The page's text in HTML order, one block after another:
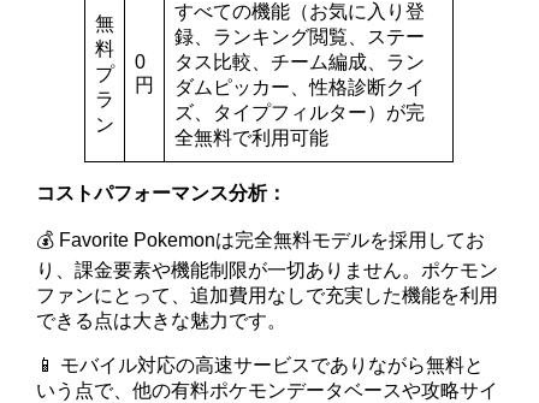
無
料
プ
ラ
ン
0
円
すべての機能（お気に入り登
録、ランキング閲覧、ステー
タス比較、チーム編成、ラン
ダムピッカー、性格診断クイ
ズ、タイプフィルター）が完
全無料で利用可能
コストパフォーマンス分析：
💰 Favorite Pokemonは完全無料モデルを採用してお
り、課金要素や機能制限が一切ありません。ポケモン
ファンにとって、追加費用なしで充実した機能を利用
できる点は大きな魅力です。
📱 モバイル対応の高速サービスでありながら無料と
いう点で、他の有料ポケモンデータベースや攻略サイ